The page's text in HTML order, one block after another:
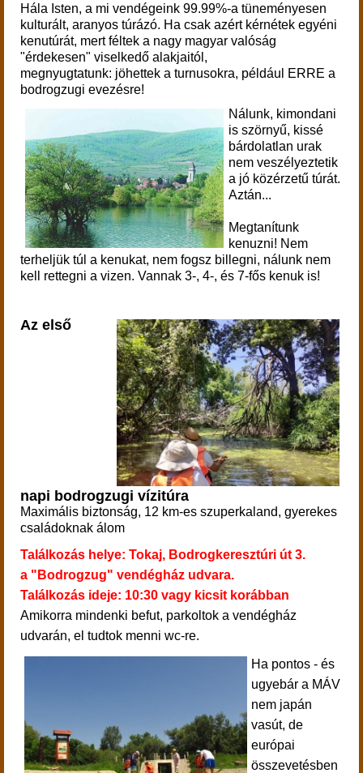
Hála Isten, a mi vendégeink 99.99%-a tüneményesen
kulturált, aranyos túrázó. Ha csak azért kérnétek egyéni
kenutúrát, mert féltek a nagy magyar valóság
"érdekesen" viselkedő alakjaitól,
megnyugtatunk: jöhettek a turnusokra, például ERRE a
bodrogzugi evezésre!
Nálunk, kimondani
is szörnyű, kissé
bárdolatlan urak
nem veszélyeztetik
a jó közérzetű túrát.
Aztán...
Megtanítunk
kenuzni! Nem
terheljük túl a kenukat, nem fogsz billegni, nálunk nem
kell rettegni a vizen. Vannak 3-, 4-, és 7-fős kenuk is!
Az első
napi bodrogzugi vízitúra
Maximális biztonság, 12 km-es szuperkaland, gyerekes
családoknak álom
Találkozás helye: Tokaj, Bodrogkeresztúri út 3.
a "Bodrogzug" vendégház udvara.
Találkozás ideje: 10:30 vagy kicsit korábban
Amikorra mindenki befut, parkoltok a vendégház
udvarán, el tudtok menni wc-re.
Ha pontos - és
ugyebár a MÁV
nem japán
vasút, de
európai
összevetésben